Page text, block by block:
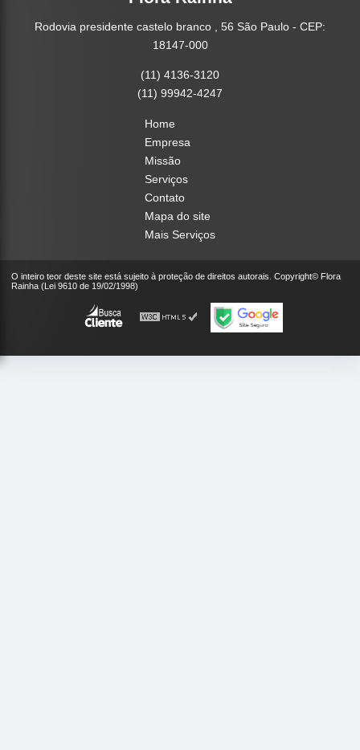
Rodovia presidente castelo branco , 56 São Paulo - CEP:
18147-000
(11) 4136-3120
(11) 99942-4247
Home
Empresa
Missão
Serviços
Contato
Mapa do site
Mais Serviços
O inteiro teor deste site está sujeito à proteção de direitos autorais. Copyright© Flora
Rainha (Lei 9610 de 19/02/1998)